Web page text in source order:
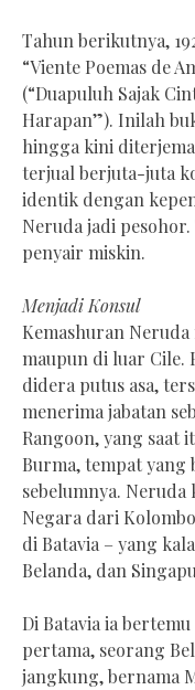
Tahun berikutnya,
“Viente Poemas de
(“Duapuluh Sajak
Harapan”). Inilah
hingga kini
terjual berjuta-juta
identik dengan
Neruda jadi
penyair miskin.
Menjadi Konsul
Kemashuran
maupun di luar Cile.
didera putus asa,
menerima jabatan
Rangoon, yang saat
Burma, tempat
sebelumnya.
Negara dari
di Batavia – yang
Belanda, dan
Di Batavia ia
pertama, seorang
jangkung, bernama